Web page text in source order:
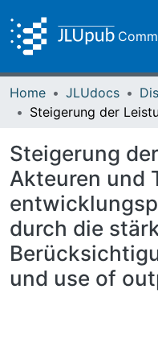
Home JLUdocs
Steigerung
Akteuren und
durch die
und use of